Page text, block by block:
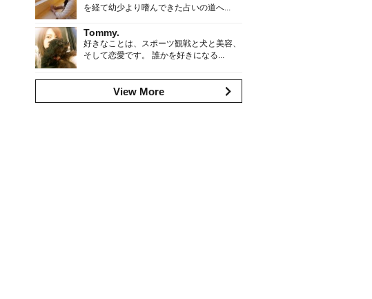
を経て幼少より嗜んできた占いの道へ...
Tommy.
好きなことは、スポーツ観戦と犬と美容、
そして恋愛です。 誰かを好きになる...
View More